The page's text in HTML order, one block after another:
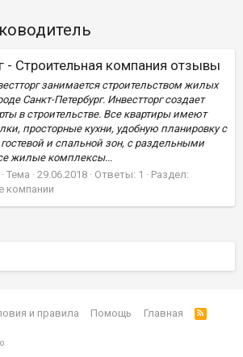
- Строительная компания отзывы
занимается строительством жилых
Санкт-Петербург. Инвестторг создает
в строительстве. Все квартиры имеют
просторные кухни, удобную планировку с
и спальной зон, с раздельными
жилые комплексы...
Тема 29.06.2018 Ответы: 1
Раздел:
компании
и правила Помощь Главная